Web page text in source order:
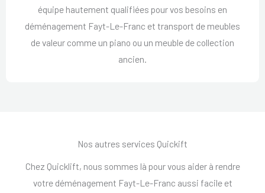
équipe hautement qualifiées pour vos besoins en
déménagement Fayt-Le-Franc et transport de meubles
de valeur comme un piano ou un meuble de collection
ancien.
Nos autres services Quickift
Chez Quicklift, nous sommes là pour vous aider à rendre
votre déménagement Fayt-Le-Franc aussi facile et